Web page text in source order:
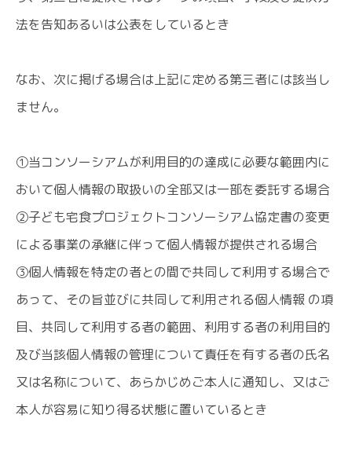
法を告知あるいは公表をしているとき
なお、次に掲げる場合は上記に定める第三者には該当し
ません。
①当コンソーシアムが利用目的の達成に必要な範囲内に
おいて個人情報の取扱いの全部又は一部を委託する場合
②子ども宅食プロジェクトコンソーシアム協定書の変更
による事業の承継に伴って個人情報が提供される場合
③個人情報を特定の者との間で共同して利用する場合で
あって、その旨並びに共同して利用される個人情報 の項
目、共同して利用する者の範囲、利用する者の利用目的
及び当該個人情報の管理について責任を有する者の氏名
又は名称について、あらかじめご本人に通知し、又はご
本人が容易に知り得る状態に置いているとき